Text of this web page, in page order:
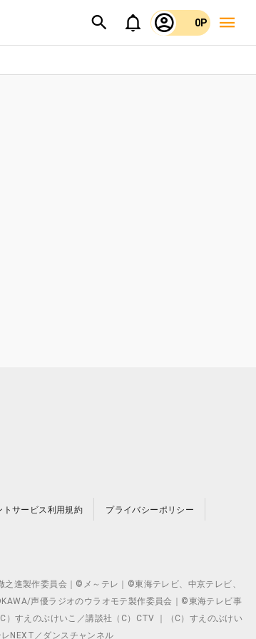
0P
トサービス利用規約 プライバシーポリシー
進製作委員会｜©メ～テレ｜©東海テレビ、中京テレビ、
声優ラジオのウラオモテ製作委員会｜©東海テレビ事
すえのぶけいこ／講談社（C）CTV ｜（C）すえのぶけい
NEXT／ダンスチャンネル